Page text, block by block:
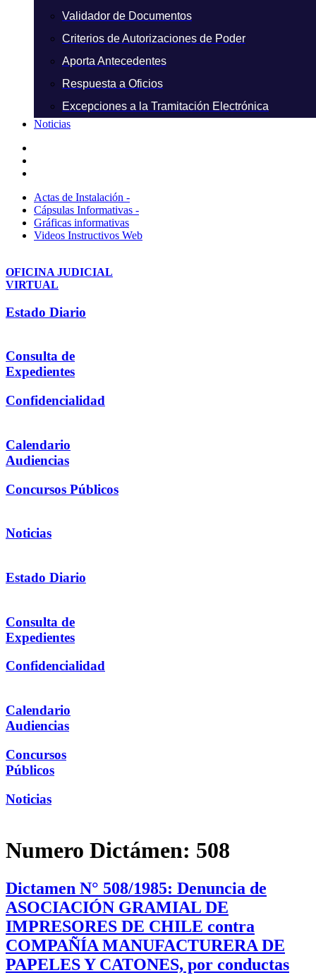
Validador de Documentos
Criterios de Autorizaciones de Poder
Aporta Antecedentes
Respuesta a Oficios
Excepciones a la Tramitación Electrónica
Noticias
Actas de Instalación -
Cápsulas Informativas -
Gráficas informativas
Videos Instructivos Web
OFICINA JUDICIAL
VIRTUAL
Estado Diario
Consulta de
Expedientes
Confidencialidad
Calendario
Audiencias
Concursos Públicos
Noticias
Estado Diario
Consulta de
Expedientes
Confidencialidad
Calendario
Audiencias
Concursos
Públicos
Noticias
Numero Dictámen: 508
Dictamen N° 508/1985: Denuncia de
ASOCIACIÓN GRAMIAL DE
IMPRESORES DE CHILE contra
COMPAÑÍA MANUFACTURERA DE
PAPELES Y CATONES, por conductas